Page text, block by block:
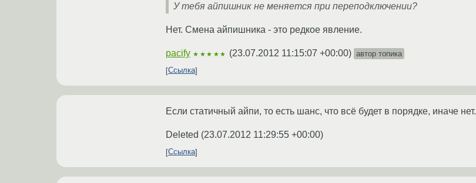
У тебя айпишник не меняется при переподключении?
Нет. Смена айпишника - это редкое явление.
pacify ★★★★★ (23.07.2012 11:15:07 +00:00) автор топика
Ссылка
Если статичный айпи, то есть шанс, что всё будет в порядке, иначе нет.
Deleted (23.07.2012 11:29:55 +00:00)
Ссылка